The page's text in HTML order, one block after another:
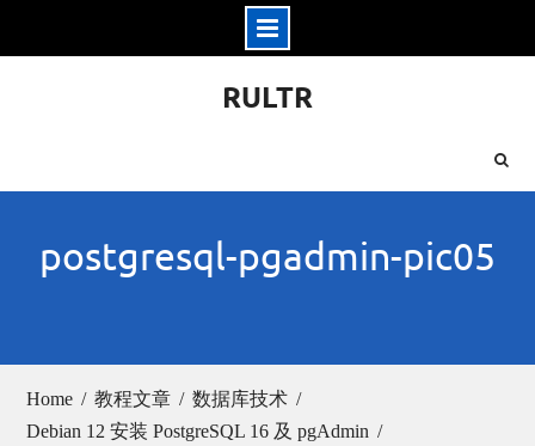
RULTR
postgresql-pgadmin-pic05
Home 教程文章
数据库技术
Debian 12 安装 PostgreSQL 16 及 pgAdmin